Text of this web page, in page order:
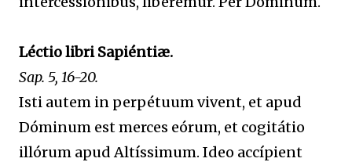
Léctio libri Sapiéntiæ.
Sap. 5, 16-20.
Isti autem in perpétuum vivent, et apud
Dóminum est merces eórum, et cogitátio
illórum apud Altíssimum. Ideo accípient